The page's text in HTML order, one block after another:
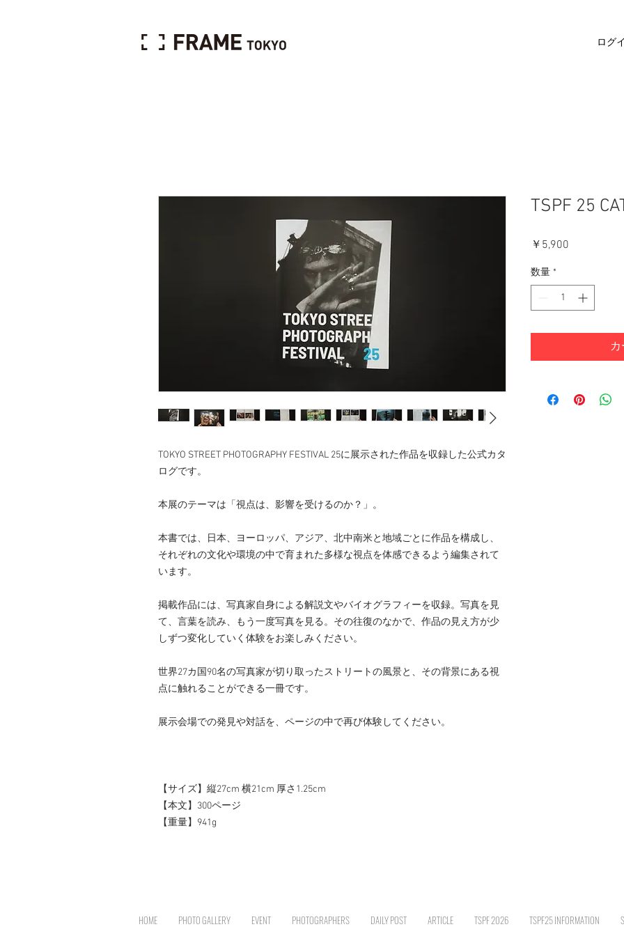
ログ
TOKYO STREET PHOTOGRAPHY FESTIVAL 25に展示された作品を収録した公式カタ
ログです。
本展のテーマは「視点は、影響を受けるのか？」。
本書では、日本、ヨーロッパ、アジア、北中南米と地域ごとに作品を構成し、
それぞれの文化や環境の中で育まれた多様な視点を体感できるよう編集されて
います。
掲載作品には、写真家自身による解説文やバイオグラフィーを収録。写真を見
て、言葉を読み、もう一度写真を見る。その往復のなかで、作品の見え方が少
しずつ変化していく体験をお楽しみください。
世界27カ国90名の写真家が切り取ったストリートの風景と、その背景にある視
点に触れることができる一冊です。
展示会場での発見や対話を、ページの中で再び体験してください。
【サイズ】縦27cm 横21cm 厚さ1.25cm
【本文】300ページ
【重量】941g
TSPF 25
￥5,900
数量 *
HOME PHOTO GALLERY EVENT PHOTOGRAPHERS DAILY POST ARTICLE TSPF 2026 TSPF25 INFORMATION